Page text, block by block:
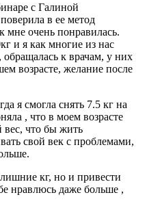
с Галиной
в ее метод
мне очень понравилась.
и я как многие из нас
обращалась к врачам, у них
возрасте, желание после
я смогла снять 7.5 кг на
, что в моем возрасте
что бы жить
свой век с проблемами,
лишние кг, но и привести
нравлюсь даже больше ,